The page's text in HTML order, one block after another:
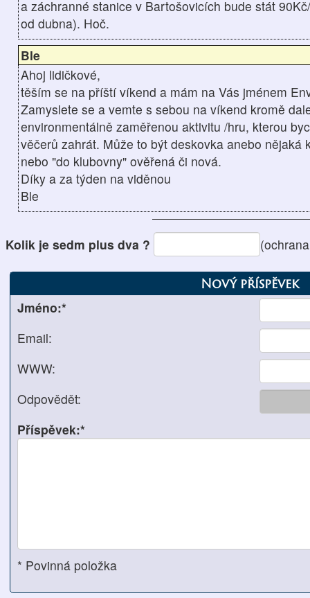
a záchranné stanice v Bartošovicích bude stát
od dubna). Hoč.
Ble
Ahoj lidičkové,
těším se na příští víkend a mám na Vás jménem
Zamyslete se a vemte s sebou na víkend kromě
environmentálně zaměřenou aktivitu /hru, kterou
věčerů zahrát. Může to být deskovka anebo nějaká
nebo "do klubovny" ověřená či nová.
Díky a za týden na viděnou
Ble
Kolik je sedm plus dva ?
Nový příspěvek
Jméno:*
Email:
WWW:
Odpovědět:
Příspěvek:*
* Povinná položka